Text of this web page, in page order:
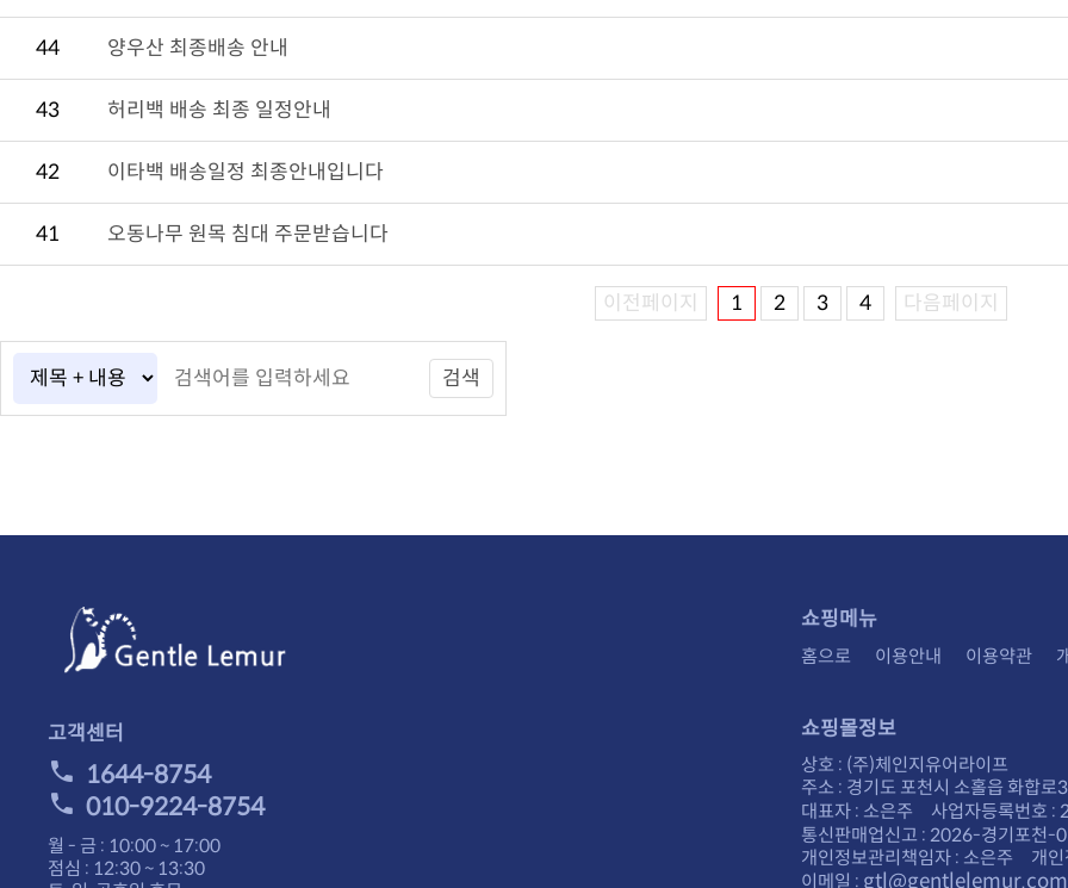
44 양우산 최종배송 안내
43 허리백 배송 최종 일정안내
42 이타백 배송일정 최종안내입니다
41 오동나무 원목 침대 주문받습니다
이전페이지 1 2 3 4 다음페이지
검색
고객센터
1644-8754
010-9224-8754
월 - 금 : 10:00 ~ 17:00
점심 : 12:30 ~ 13:30
쇼핑메뉴
홈으로 이용안내 이용약관
쇼핑몰정보
상호 : (주)체인지유어라이프
주소 : 경기도 포천시 소홀읍 화합
대표자 : 소은주 사업자등록번호
통신판매업신고 : 2026-경기포천-
개인정보관리책임자 : 소은주 개인
이메일 : gtl@gentlelemur.com